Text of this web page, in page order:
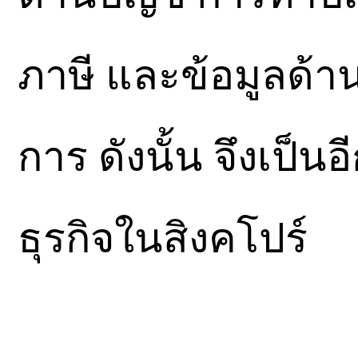
ภาษี และข้อมูลด้า
การ ดังนั้น จึงเป็น
ธุรกิจในสิงคโปร์